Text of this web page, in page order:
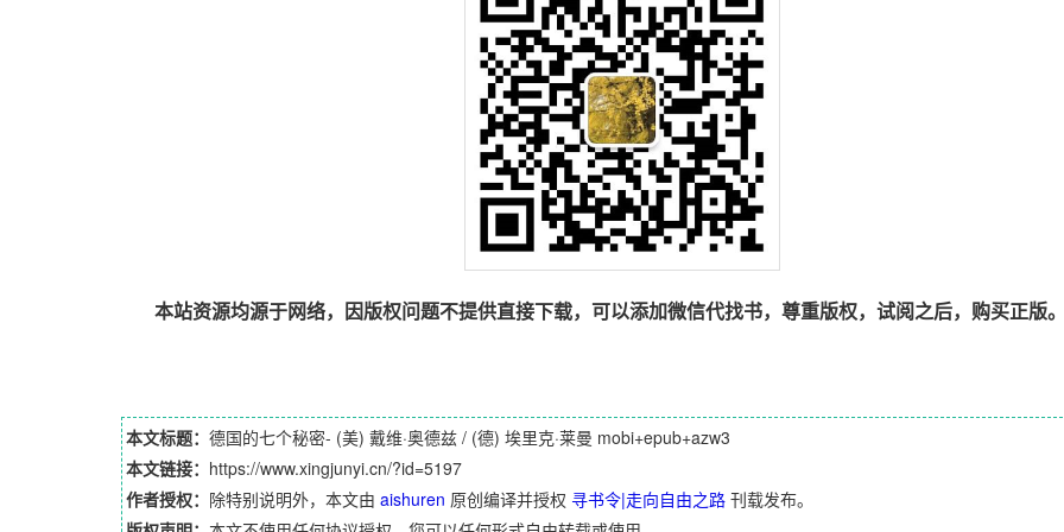
本站资源均源于网络，因版权问题不提供直接下载，可以添加微信代找书，尊重版权，试阅之后，购买正版
本文标题： 德国的七个秘密- (美) 戴维·奥德兹 / (德) 埃里克·莱曼 mobi+epub+azw3
本文链接： https://www.xingjunyi.cn/?id=5197
作者授权： 除特别说明外，本文由 aishuren 原创编译并授权 寻书令|走向自由之路 刊载发布。